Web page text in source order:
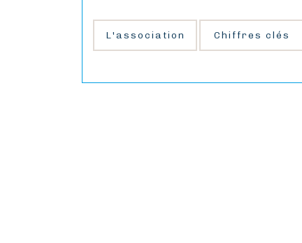
L'association Chiffres clés